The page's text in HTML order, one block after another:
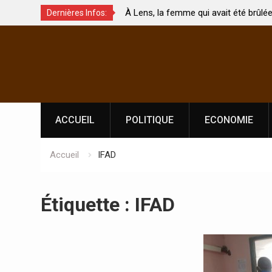
Dernières Infos:
À Lens, la femme qui avait été brûlée avec son bébé
par son mari est morte
ACCUEIL POLITIQUE ECONOMIE
Accueil IFAD
Étiquette : IFAD